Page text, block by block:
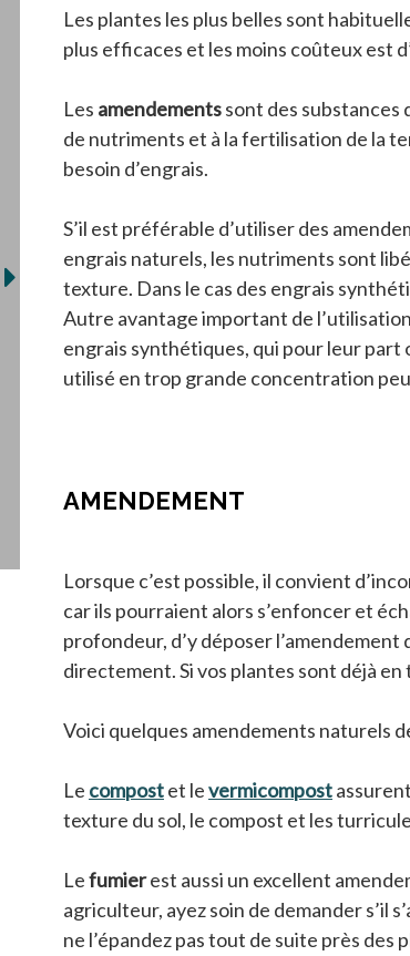
Les plantes les plus belles sont
plus efficaces et les moins coûteux est
Les amendementssont des substances
de nutriments et à la fertilisation de la
besoin d’engrais.
S’il est préférable d’utiliser des
engrais naturels, les nutriments sont
texture. Dans le cas des engrais
Autre avantage important de
engrais synthétiques, qui pour leur part
utilisé en trop grande concentration
AMENDEMENT
Lorsque c’est possible, il convient
car ils pourraient alors s’enfoncer et
profondeur, d’y déposer
directement. Si vos plantes sont déjà
Voici quelques amendements naturels
Le composts’ouvre dans un nouvel
et levermicomposts’ouvre
texture du sol, le compost et les
Lefumierest aussi un excellent
agriculteur, ayez soin de demander s’il
ne l’épandez pas tout de suite près des